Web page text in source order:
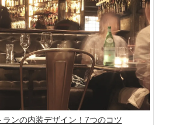
ランの内装デザイン！7つのコツ